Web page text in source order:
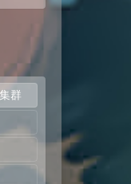
群